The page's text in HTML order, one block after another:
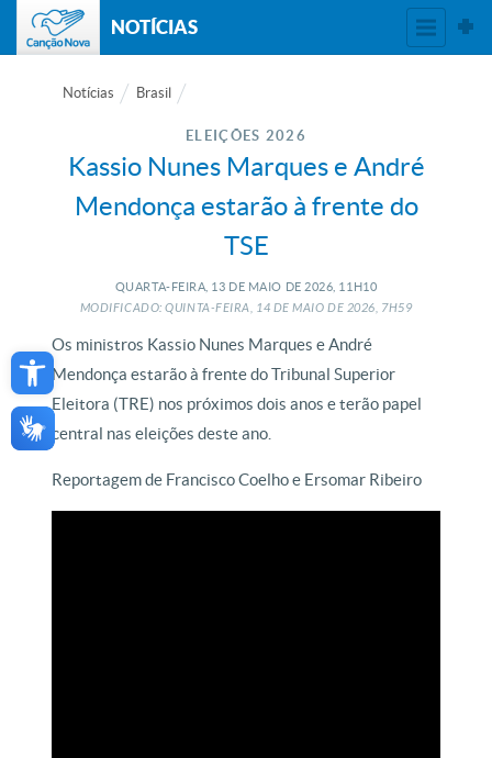
Open toolbar
NOTÍCIAS
Notícias Brasil
ELEIÇÕES 2026
Kassio Nunes Marques e André
Mendonça estarão à frente do
TSE
QUARTA-FEIRA, 13 DE MAIO DE 2026, 11H10
MODIFICADO: QUINTA-FEIRA, 14 DEMAIO DE 2026, 7H59
Os ministros Kassio Nunes Marques e André
Mendonça estarão à frente do Tribunal Superior
Eleitora (TRE) nos próximos dois anos e terão papel
central nas eleições deste ano.
Reportagem de Francisco Coelho e Ersomar Ribeiro